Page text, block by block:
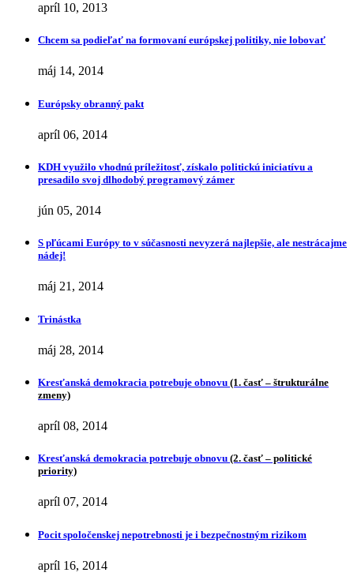
apríl 10, 2013
Chcem sa podieľať na formovaní európskej politiky, nie lobovať
máj 14, 2014
Európsky obranný pakt
apríl 06, 2014
KDH využilo vhodnú príležitosť, získalo politickú iniciatívu a
presadilo svoj dlhodobý programový zámer
jún 05, 2014
S pľúcami Európy to v súčasnosti nevyzerá najlepšie, ale nestrácajme
nádej!
máj 21, 2014
Trinástka
máj 28, 2014
Kresťanská demokracia potrebuje obnovu (1. časť – štrukturálne
zmeny)
apríl 08, 2014
Kresťanská demokracia potrebuje obnovu (2. časť – politické
priority)
apríl 07, 2014
Pocit spoločenskej nepotrebnosti je i bezpečnostným rizikom
apríl 16, 2014